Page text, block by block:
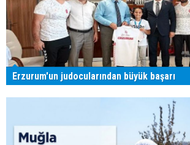
Erzurum'un judocularından büyük başarı